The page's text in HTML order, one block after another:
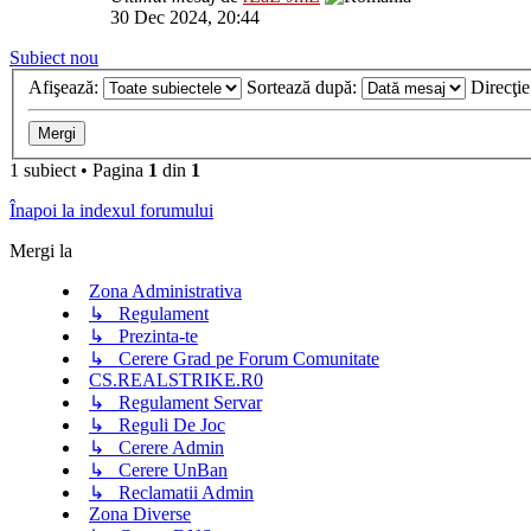
30 Dec 2024, 20:44
Subiect nou
Afişează:
Sortează după:
1 subiect • Pagina 1 din 1
Înapoi la indexul forumului
Mergi la
Zona Administrativa
↳ Regulament
↳ Prezinta-te
↳ Cerere Grad pe Forum Comunitate
CS.REALSTRIKE.R0
↳ Regulament Servar
↳ Reguli De Joc
↳ Cerere Admin
↳ Cerere UnBan
↳ Reclamatii Admin
Zona Diverse